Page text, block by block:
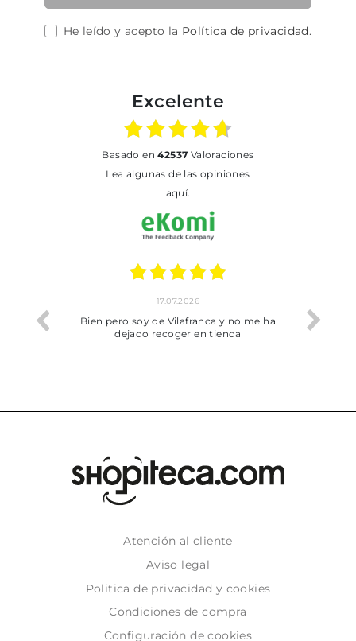
He leído y acepto la Política de privacidad.
Excelente
basado en42537 Valoraciones
Lea algunas de las opiniones
aquí.
soy de Vilafranca y no me ha
dejado recoger en tienda
Todo bien
Atención al cliente
Aviso legal
Politica de privacidad y cookies
Condiciones de compra
Configuración de cookies